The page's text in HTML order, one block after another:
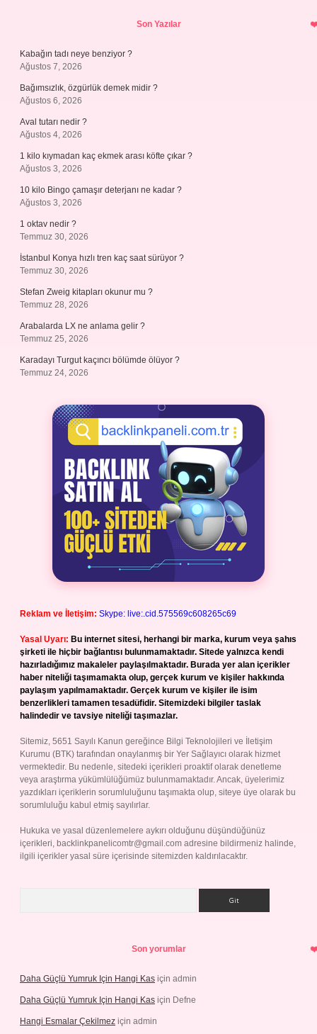
Son Yazılar
Kabağın tadı neye benziyor ?
Ağustos 7, 2026
Bağımsızlık, özgürlük demek midir ?
Ağustos 6, 2026
Aval tutarı nedir ?
Ağustos 4, 2026
1 kilo kıymadan kaç ekmek arası köfte çıkar ?
Ağustos 3, 2026
10 kilo Bingo çamaşır deterjanı ne kadar ?
Ağustos 3, 2026
1 oktav nedir ?
Temmuz 30, 2026
İstanbul Konya hızlı tren kaç saat sürüyor ?
Temmuz 30, 2026
Stefan Zweig kitapları okunur mu ?
Temmuz 28, 2026
Arabalarda LX ne anlama gelir ?
Temmuz 25, 2026
Karadayı Turgut kaçıncı bölümde ölüyor ?
Temmuz 24, 2026
Reklam ve İletişim: Skype: live:.cid.575569c608265c69
Yasal Uyarı: Bu internet sitesi, herhangi bir marka, kurum veya şahıs
şirketi ile hiçbir bağlantısı bulunmamaktadır. Sitede yalnızca kendi
hazırladığımız makaleler paylaşılmaktadır. Burada yer alan içerikler
haber niteliği taşımamakta olup, gerçek kurum ve kişiler hakkında
paylaşım yapılmamaktadır. Gerçek kurum ve kişiler ile isim
benzerlikleri tamamen tesadüfidir. Sitemizdeki bilgiler taslak
halindedir ve tavsiye niteliği taşımazlar.
Sitemiz, 5651 Sayılı Kanun gereğince Bilgi Teknolojileri ve İletişim
Kurumu (BTK) tarafından onaylanmış bir Yer Sağlayıcı olarak hizmet
vermektedir. Bu nedenle, sitedeki içerikleri proaktif olarak denetleme
veya araştırma yükümlülüğümüz bulunmamaktadır. Ancak, üyelerimiz
yazdıkları içeriklerin sorumluluğunu taşımakta olup, siteye üye olarak bu
sorumluluğu kabul etmiş sayılırlar.
Hukuka ve yasal düzenlemelere aykırı olduğunu düşündüğünüz
içerikleri, backlinkpanelicomtr@gmail.com adresine bildirmeniz halinde,
ilgili içerikler yasal süre içerisinde sitemizden kaldırılacaktır.
Son yorumlar
Daha Güçlü Yumruk Için Hangi Kas için admin
Daha Güçlü Yumruk Için Hangi Kas için Defne
Hangi Esmalar Çekilmez için admin